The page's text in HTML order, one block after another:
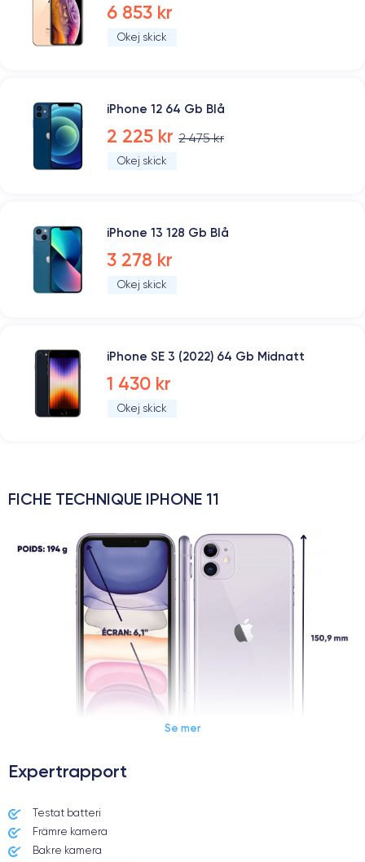
6 853 kr
Okej skick
iPhone 12 64 Gb Blå
2 225 kr 2 475 kr
Okej skick
iPhone 13 128 Gb Blå
3 278 kr
Okej skick
iPhone SE 3 (2022) 64 Gb Midnatt
1 430 kr
Okej skick
FICHE TECHNIQUE IPHONE 11
Date de sortie
10/09/2019
Se mer
Expertrapport
Testat batteri
Främre kamera
Bakre kamera